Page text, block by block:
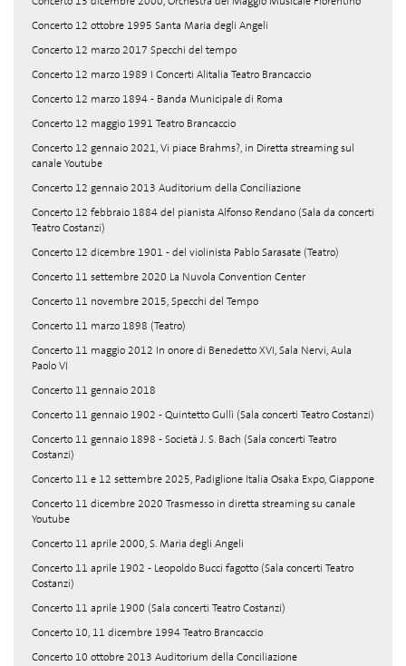
Concerto 12 ottobre 1995 Santa Maria degli Angeli
Concerto 12 marzo 2017 Specchi del tempo
Concerto 12 marzo 1989 I Concerti Alitalia Teatro Brancaccio
Concerto 12 marzo 1894 - Banda Municipale di Roma
Concerto 12 maggio 1991 Teatro Brancaccio
Concerto 12 gennaio 2021, Vi piace Brahms?, in Diretta streaming sul
canale Youtube
Concerto 12 gennaio 2013 Auditorium della Conciliazione
Concerto 12 febbraio 1884 del pianista Alfonso Rendano (Sala da concerti
Teatro Costanzi)
Concerto 12 dicembre 1901 - del violinista Pablo Sarasate (Teatro)
Concerto 11 settembre 2020 La Nuvola Convention Center
Concerto 11 novembre 2015, Specchi del Tempo
Concerto 11 marzo 1898 (Teatro)
Concerto 11 maggio 2012 In onore di Benedetto XVI, Sala Nervi, Aula
Paolo VI
Concerto 11 gennaio 2018
Concerto 11 gennaio 1902 - Quintetto Gullì (Sala concerti Teatro Costanzi)
Concerto 11 gennaio 1898 - Società J. S. Bach (Sala concerti Teatro
Costanzi)
Concerto 11 e 12 settembre 2025, Padiglione Italia Osaka Expo, Giappone
Concerto 11 dicembre 2020 Trasmesso in diretta streaming su canale
Youtube
Concerto 11 aprile 2000, S. Maria degli Angeli
Concerto 11 aprile 1902 - Leopoldo Bucci fagotto (Sala concerti Teatro
Costanzi)
Concerto 11 aprile 1900 (Sala concerti Teatro Costanzi)
Concerto 10, 11 dicembre 1994 Teatro Brancaccio
Concerto 10 ottobre 2013 Auditorium della Conciliazione